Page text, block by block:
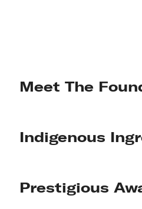
Meet The
Indigenous
Prestigious